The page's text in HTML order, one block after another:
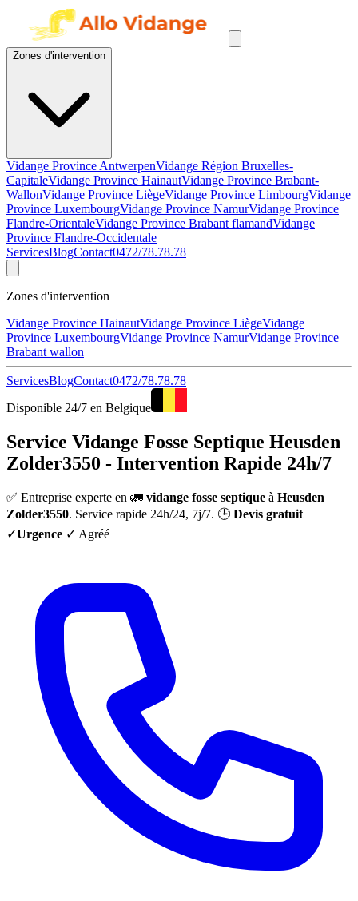
Zones d'intervention
Vidange Province AntwerpenVidange Région Bruxelles-
CapitaleVidange Province HainautVidange Province Brabant-
WallonVidange Province LiègeVidange Province LimbourgVidange
Province LuxembourgVidange Province NamurVidange Province
Flandre-OrientaleVidange Province Brabant flamandVidange
Province Flandre-Occidentale
ServicesBlogContact0472/78.78.78
Zones d'intervention
Vidange Province HainautVidange Province LiègeVidange
Province LuxembourgVidange Province NamurVidange Province
Brabant wallon
ServicesBlogContact0472/78.78.78
Disponible 24/7 en Belgique
Service Vidange Fosse Septique Heusden
Zolder3550 - Intervention Rapide 24h/7
✅ Entreprise experte en 🚛 vidange fosse septique à Heusden
Zolder3550. Service rapide 24h/24, 7j/7. 🕒 Devis gratuit
✓Urgence ✓ Agréé